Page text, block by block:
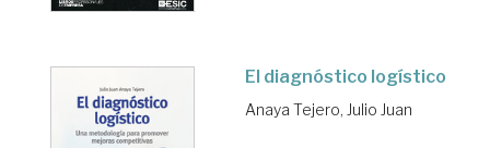
El diagnóstico logístico
Anaya Tejero, Julio Juan